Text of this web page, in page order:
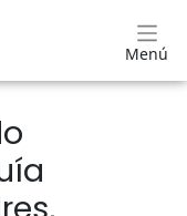
Menú